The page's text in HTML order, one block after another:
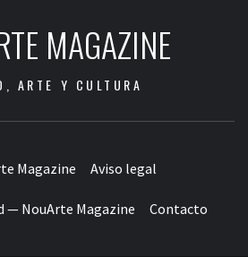
MAGAZINE
ARTE Y CULTURA
Magazine Aviso legal
— NouArte Magazine Contacto